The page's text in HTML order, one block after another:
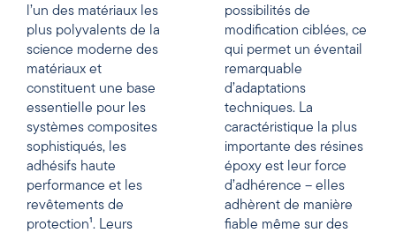
l’un des matériaux les
plus polyvalents de la
science moderne des
matériaux et
constituent une base
essentielle pour les
systèmes composites
sophistiqués, les
adhésifs haute
performance et les
revêtements de
protection¹. Leurs
possibilités de
modification ciblées, ce
qui permet un éventail
remarquable
d’adaptations
techniques. La
caractéristique la plus
importante des résines
époxy est leur force
d’adhérence – elles
adhèrent de manière
fiable même sur des